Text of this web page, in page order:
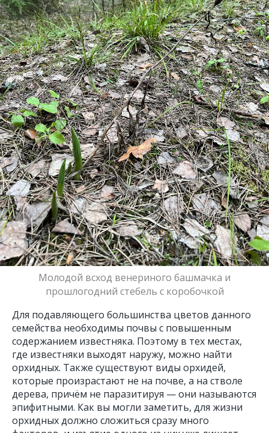
Молодой всход венериного башмачка и
прошлогодний стебель с коробочкой
Для подавляющего большинства цветов данного
семейства необходимы почвы с повышенным
содержанием известняка. Поэтому в тех местах,
где известняки выходят наружу, можно найти
орхидных. Также существуют виды орхидей,
которые произрастают не на почве, а на стволе
дерева, причём не паразитируя — они называются
эпифитными. Как вы могли заметить, для жизни
орхидных должно сложиться сразу много